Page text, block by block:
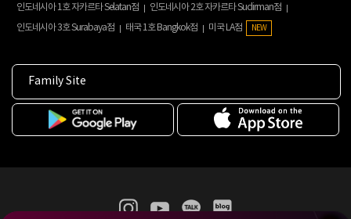
인도네시아 1호 자카르타 Selatan점
인도네시아 2호 자카르타 Sudirman점
인도네시아 3호 Surabaya점
태국 1호 Bangkok점 미국 LA점 NEW
Family Site